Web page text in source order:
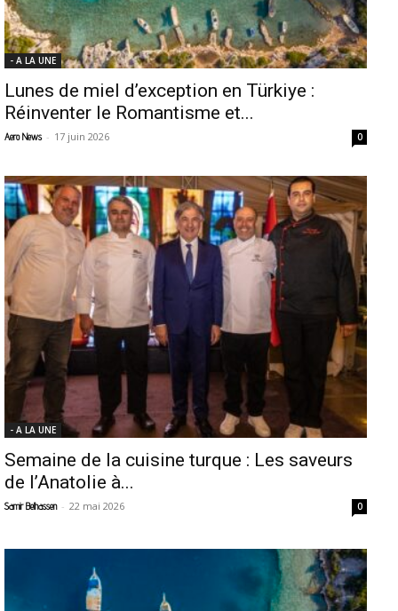
- A LA UNE
Lunes de miel d’exception en Türkiye :
Réinventer le Romantisme et...
Aero News - 17 juin 2026 0
- A LA UNE
Semaine de la cuisine turque : Les saveurs
de l’Anatolie à...
Samir Belhassen - 22 mai 2026 0